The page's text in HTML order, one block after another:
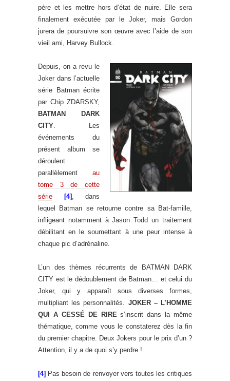
père et les mettre hors d’état de nuire. Elle sera
finalement exécutée par le Joker, mais Gordon
jurera de poursuivre son œuvre avec l’aide de son
vieil ami, Harvey Bullock.
Depuis, on a revu le
Joker dans l’actuelle
série Batman écrite
par Chip ZDARSKY,
BATMAN DARK
CITY. Les
événements du
présent album se
déroulent
parallèlement au
tome 3 de cette
série
[4] , dans
lequel Batman se retourne contre sa Bat-famille,
infligeant notamment à Jason Todd un traitement
débilitant en le soumettant à une peur intense à
chaque pic d’adrénaline.
L’un des thèmes récurrents de BATMAN DARK
CITY est le dédoublement de Batman… et celui du
Joker, qui y apparaît sous diverses formes,
multipliant les personnalités. JOKER – L’HOMME
QUI A CESSÉ DE RIREs’inscrit dans la même
thématique, comme vous le constaterez dès la fin
du premier chapitre. Deux Jokers pour le prix d’un ?
Attention, il y a de quoi s’y perdre !
[4] Pas besoin de renvoyer vers toutes les critiques